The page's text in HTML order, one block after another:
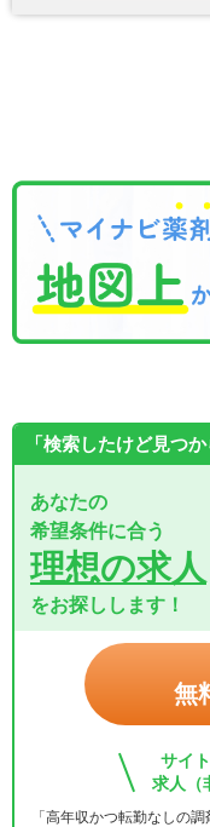
「検索したけど見つ
あなたの
希望条件に合う
理想の求人
をお探しします！
無
サイ
求人（
「高年収かつ転勤なしの